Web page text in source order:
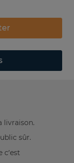
livraison.
sûr.
c’est